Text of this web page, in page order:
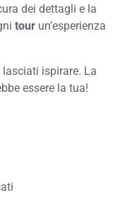
dei dettagli e la
tour un’esperienza
ispirare. La
essere la tua!